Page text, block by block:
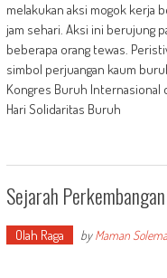
melakukan aksi mogok kerja
jam sehari. Aksi ini berujung
beberapa orang tewas.
simbol perjuangan kaum
Kongres Buruh Internasional
Hari Solidaritas Buruh
Sejarah
Olah Raga byMaman